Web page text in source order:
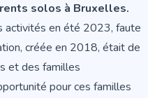
solos à Bruxelles.
activités en été 2023, faute
créée en 2018, était de
et des familles
pour ces familles